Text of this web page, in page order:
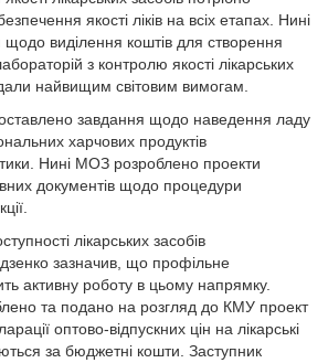
якості ліків на всіх етапах. Нині
щодо виділення коштів для створення
з контролю якості лікарських
найвищим світовим вимогам.
завдання щодо наведення ладу
харчових продуктів
Нині МОЗ розроблено проекти
документів щодо процедури
лікарських засобів
зазначив, що профільне
активну роботу в цьому напрямку.
та подано на розгляд до КМУ проект
оптово-відпускних цін на лікарські
за бюджетні кошти. Заступник